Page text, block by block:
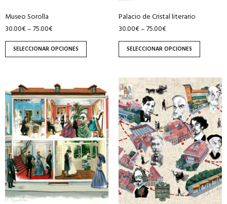
Museo Sorolla
30.00€–75.00€
SELECCIONAR OPCIONES
la
página
de
producto
Palacio de Cristal literario
30.00€–75.00€
SELECCIONAR OPCIONES
la
página
de
producto
Este
producto
tiene
múltiples
variantes.
Las
opciones
se
pueden
elegir
Este
producto
tiene
múltiples
variantes.
Las
opciones
se
pueden
elegir